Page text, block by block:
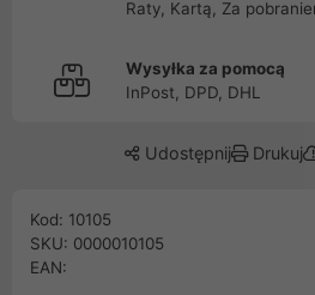
Raty, Kartą, Za
Wysyłka za pomocą
InPost, DPD, DHL
Udostępnij Drukuj
Kod: 10105
SKU: 0000010105
EAN: